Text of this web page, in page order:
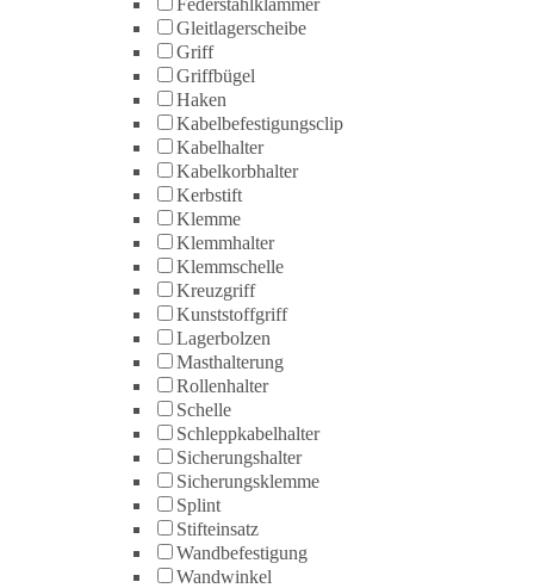
Gleitlagerscheibe
Griff
Griffbügel
Haken
Kabelbefestigungsclip
Kabelhalter
Kabelkorbhalter
Kerbstift
Klemme
Klemmhalter
Klemmschelle
Kreuzgriff
Kunststoffgriff
Lagerbolzen
Masthalterung
Rollenhalter
Schelle
Schleppkabelhalter
Sicherungshalter
Sicherungsklemme
Splint
Stifteinsatz
Wandbefestigung
Wandwinkel